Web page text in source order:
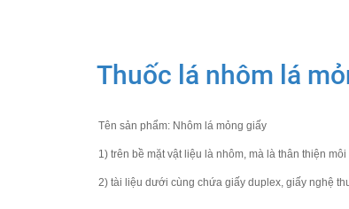
Thuốc lá nhôm lá
Tên sản phẩm: Nhôm lá mỏng giấy
1) trên bề mặt vật liệu là nhôm, mà là thân thiện
2) tài liệu dưới cùng chứa giấy duplex, giấy nghệ